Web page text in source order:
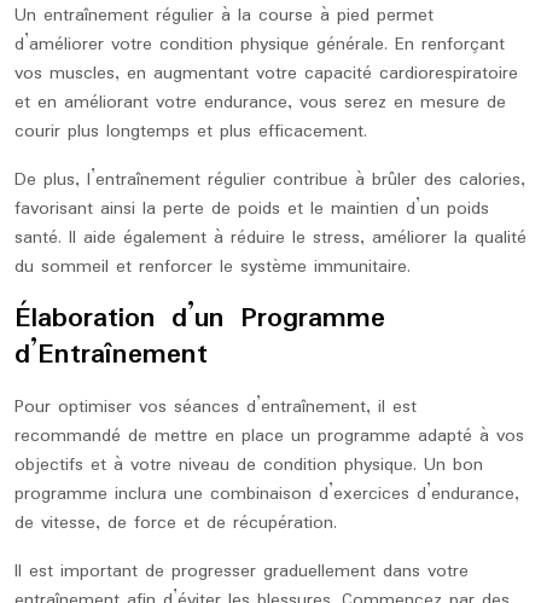
Un entraînement régulier à la course à pied permet
d’améliorer votre condition physique générale. En renforçant
vos muscles, en augmentant votre capacité cardiorespiratoire
et en améliorant votre endurance, vous serez en mesure de
courir plus longtemps et plus efficacement.
De plus, l’entraînement régulier contribue à brûler des calories,
favorisant ainsi la perte de poids et le maintien d’un poids
santé. Il aide également à réduire le stress, améliorer la qualité
du sommeil et renforcer le système immunitaire.
Élaboration d’un Programme
d’Entraînement
Pour optimiser vos séances d’entraînement, il est
recommandé de mettre en place un programme adapté à vos
objectifs et à votre niveau de condition physique. Un bon
programme inclura une combinaison d’exercices d’endurance,
de vitesse, de force et de récupération.
Il est important de progresser graduellement dans votre